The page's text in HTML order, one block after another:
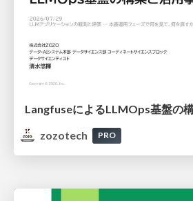
LangfuseによるLLMOps基盤の
zozotech
PRO